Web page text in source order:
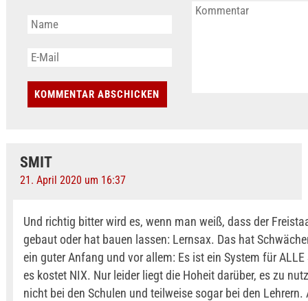
SMIT
21. April 2020 um 16:37
Und richtig bitter wird es, wenn man weiß, dass der
gebaut oder hat bauen lassen: Lernsax. Das hat
ein guter Anfang und vor allem: Es ist ein System für ALLE
es kostet NIX. Nur leider liegt die Hoheit darüber, es zu
nicht bei den Schulen und teilweise sogar bei den Lehrern.